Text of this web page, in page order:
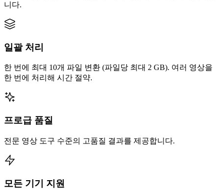
니다.
일괄 처리
한 번에 최대 10개 파일 변환 (파일당 최대 2 GB). 여러 영상을
한 번에 처리해 시간 절약.
프로급 품질
전문 영상 도구 수준의 고품질 결과를 제공합니다.
모든 기기 지원